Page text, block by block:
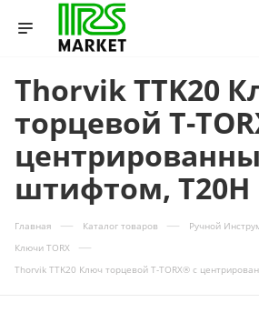
Thorvik TTK20
торцевой T-
штифтом, T20H
Главная — Каталог товаров — Ручной
Ключи TORX —
Thorvik TTK20 Ключ торцевой T-TORX® с